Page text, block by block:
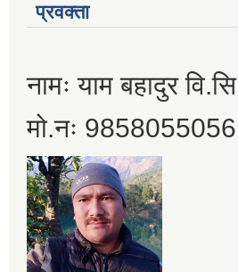
प्रवक्ता
नामः याम बहादुर वि.सि
मो.नः 9858055056